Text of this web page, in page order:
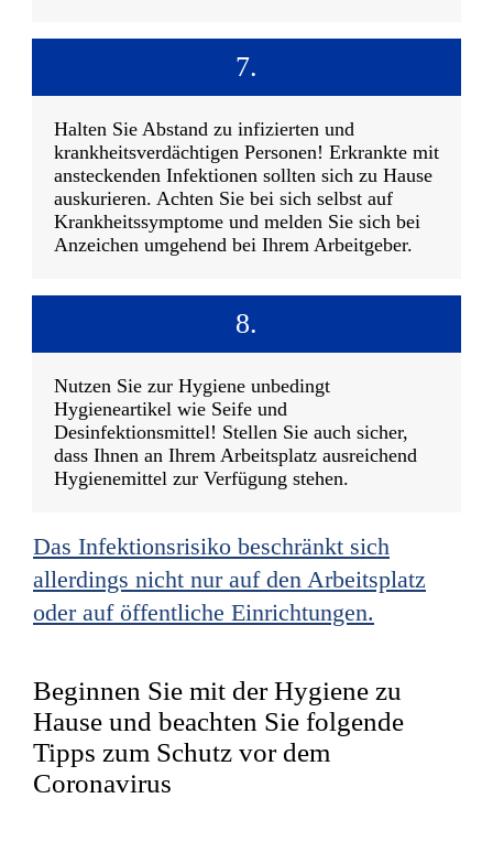
7.
Halten Sie Abstand zu infizierten und
krankheitsverdächtigen Personen! Erkrankte mit
ansteckenden Infektionen sollten sich zu Hause
auskurieren. Achten Sie bei sich selbst auf
Krankheitssymptome und melden Sie sich bei
Anzeichen umgehend bei Ihrem Arbeitgeber.
8.
Nutzen Sie zur Hygiene unbedingt
Hygieneartikel wie Seife und
Desinfektionsmittel! Stellen Sie auch sicher,
dass Ihnen an Ihrem Arbeitsplatz ausreichend
Hygienemittel zur Verfügung stehen.
Das Infektionsrisiko beschränkt sich
allerdings nicht nur auf den Arbeitsplatz
oder auf öffentliche Einrichtungen.
Beginnen Sie mit der Hygiene zu
Hause und beachten Sie folgende
Tipps zum Schutz vor dem
Coronavirus